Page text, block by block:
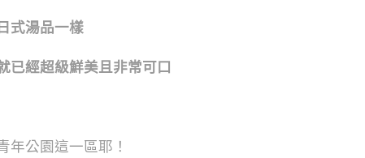
式湯品一樣
已經超級鮮美且非常可口
年公園這一區耶！